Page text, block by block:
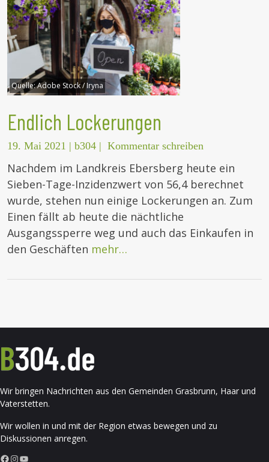
Quelle:Adobe Stock / Iryna
Endlich Lockerungen
19. Mai 2021 | b304 | Kommentar schreiben
Nachdem im Landkreis Ebersberg heute ein
Sieben-Tage-Inzidenzwert von 56,4 berechnet
wurde, stehen nun einige Lockerungen an. Zum
Einen fällt ab heute die nächtliche
Ausgangssperre weg und auch das Einkaufen in
den Geschäften mehr…
Wir bringen Nachrichten aus den Gemeinden Grasbrunn, Haar und
Vaterstetten.
Wir wollen in und mit der Region etwas bewegen und zu
Diskussionen anregen.
Facebook InstagramYouTube